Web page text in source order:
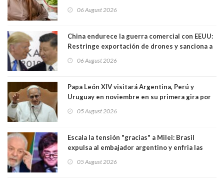
06 August 2026
China endurece la guerra comercial con EEUU:
Restringe exportación de drones y sanciona a
06 August 2026
Papa León XIV visitará Argentina, Perú y
Uruguay en noviembre en su primera gira por
05 August 2026
Escala la tensión "gracias" a Milei: Brasil
expulsa al embajador argentino y enfria las
trasandino
05 August 2026